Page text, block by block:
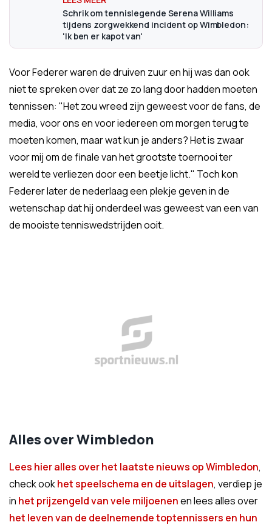
Schrik om tennislegende Serena Williams
tijdens zorgwekkend incident op Wimbledon:
'Ik ben er kapot van'
Voor Federer waren de druiven zuur en hij was dan ook
niet te spreken over dat ze zo lang door hadden moeten
tennissen: "Het zou wreed zijn geweest voor de fans, de
media, voor ons en voor iedereen om morgen terug te
moeten komen, maar wat kun je anders? Het is zwaar
voor mij om de finale van het grootste toernooi ter
wereld te verliezen door een beetje licht." Toch kon
Federer later de nederlaag een plekje geven in de
wetenschap dat hij onderdeel was geweest van een van
de mooiste tenniswedstrijden ooit.
Alles over Wimbledon
Lees hier alles over het laatste nieuws op Wimbledon,
check ookhet speelschema en de uitslagen, verdiep je
in het prijzengeld van vele miljoenenen lees alles over
het leven van de deelnemende toptennissers en hun